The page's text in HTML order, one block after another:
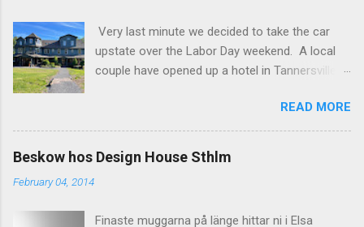
s
Very last minute we decided to take the car
upstate over the Labor Day weekend. A local
couple have opened up a hotel in Tannersville
Beautiful place, Hotel Lilien . I think we came up
round the first week they were open. The entire
hotel looks like it's picked from an interior
magazine. We did not stay in the main building.
READ MORE
Beskow hos Design House Sthlm
February 04, 2014
Finaste muggarna på länge hittar ni i Elsa